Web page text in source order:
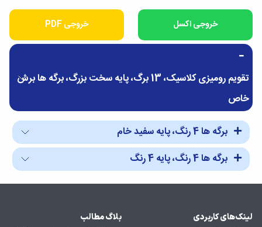
خروجی PDF
تقویم رومیزی کلاسیک، 13 برگ، پایه سخت بزرگ، برگه ها برش
خاص
برگه ها 4 رنگ، پایه سفید خام
برگه ها 4 رنگ، پایه 4 رنگ
لینک‌های کاربردی بلاگ مطالب